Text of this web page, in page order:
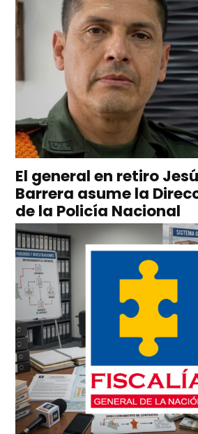
El general en retiro
Barrera asume la
de la Policía Nacional